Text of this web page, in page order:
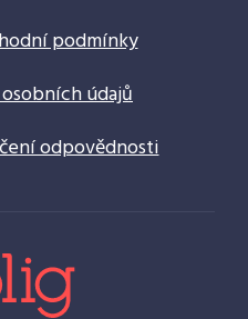
podmínky
údajů
odpovědnosti